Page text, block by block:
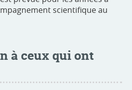
scientifique au
à ceux qui ont